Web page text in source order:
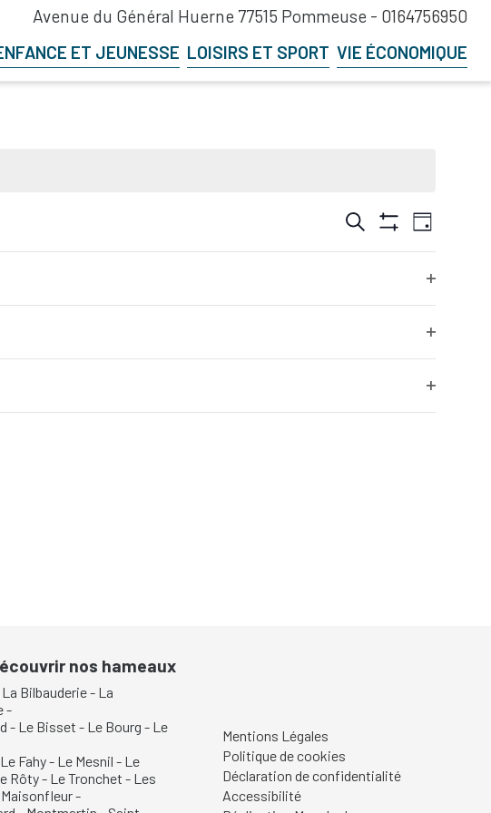
Avenue du Général Huerne 77515 Pommeuse - 0164756950
ET JEUNESSE LOISIRS ET SPORT VIE ÉCONOMIQUE
Recherche
et
navigation
Évènements
Recherche
Filters
Navigation
de
vues
Jour
nos hameaux
La Bilbauderie- La
-
- Le Bisset - Le Bourg - Le
Le Fahy- Le Mesnil - Le
Rôty- Le Tronchet - Les
Maisonfleur-
Mentions Légales
Politique de cookies
Déclaration de confidentialité
Accessibilité